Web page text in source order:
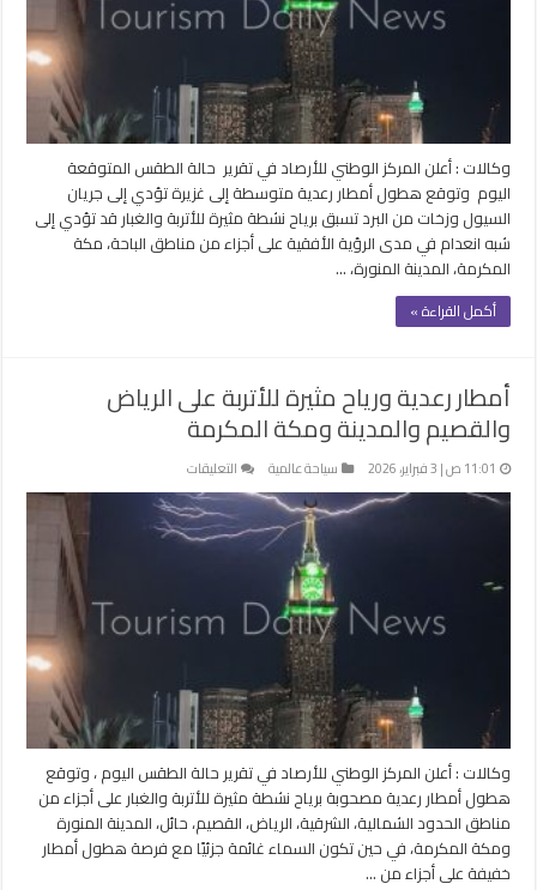
المكرمة
والرياض
والقصيم
مغلقة
وكالات : أعلن المركز الوطني للأرصاد في تقرير حالة الطقس المتوقعة
اليوم وتوقع هطول أمطار رعدية متوسطة إلى غزيرة تؤدي إلى جريان
السيول وزخات من البرد تسبق برياح نشطة مثيرة للأتربة والغبار قد تؤدي إلى
شبه انعدام في مدى الرؤية الأفقية على أجزاء من مناطق الباحة، مكة
المكرمة، المدينة المنورة، …
أكمل القراءة »
أمطار رعدية ورياح مثيرة للأتربة على الرياض
والقصيم والمدينة ومكة المكرمة
11:01 ص | 3 فبراير، 2026 سياحة عالمية التعليقات
أمطار
رعدية
ورياح
على
الرياض
ومكة
المكرمة
مغلقة
وكالات : أعلن المركز الوطني للأرصاد في تقرير حالة الطقس اليوم ، وتوقع
هطول أمطار رعدية مصحوبة برياح نشطة مثيرة للأتربة والغبار على أجزاء من
مناطق الحدود الشمالية، الشرقية، الرياض، القصيم، حائل، المدينة المنورة
ومكة المكرمة، في حين تكون السماء غائمة جزئيًا مع فرصة هطول أمطار
خفيفة على أجزاء من …